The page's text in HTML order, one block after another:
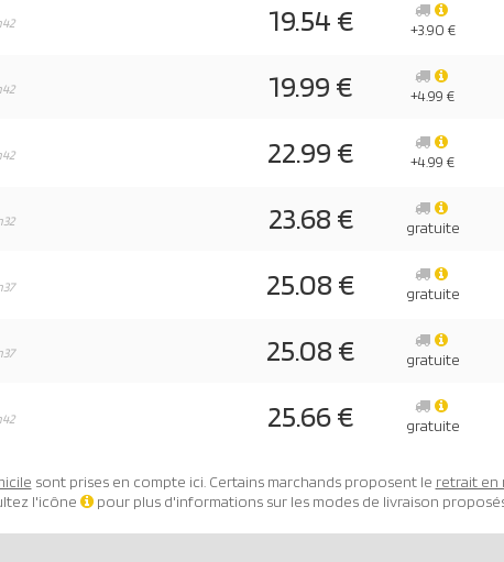
19.54 € +3.90 €
19.99 € +4.99 €
22.99 € +4.99 €
23.68 € gratuite
25.08 € gratuite
25.08 € gratuite
25.66 € gratuite
sont prises en compte ici. Certains marchands proposent le retrait en
l'icône
pour plus d'informations sur les modes de livraison